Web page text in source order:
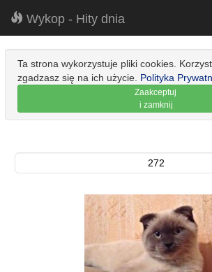
Wykop - Hity dnia
Ta strona wykorzystuje pliki cookies.
zgadzasz się na ich użycie. Polityka
Zaakceptuj
i zamknij
272